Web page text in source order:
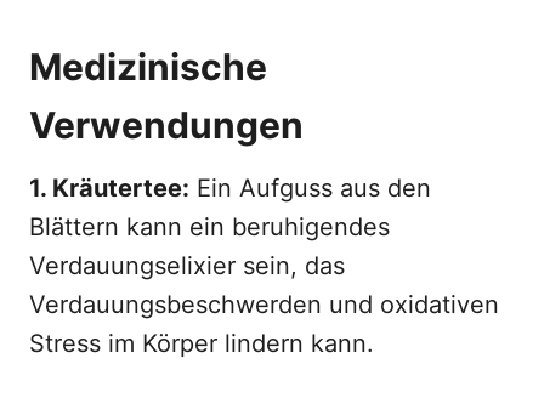
Medizinische
Verwendungen
1. Kräutertee: Ein Aufguss aus den
Blättern kann ein beruhigendes
Verdauungselixier sein, das
Verdauungsbeschwerden und oxidativen
Stress im Körper lindern kann.